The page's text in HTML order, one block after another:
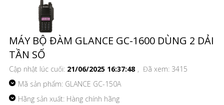
MÁY BỘ ĐÀM GLANCE GC-1600 DÙNG 2 DẢI
TẦN SỐ
Cập nhật lúc cuối: 21/06/2025 16:37:48 , Đã xem: 3415
Mã sản phẩm: GLANCE GC-150A
Hãng sản xuất: Hàng chính hãng